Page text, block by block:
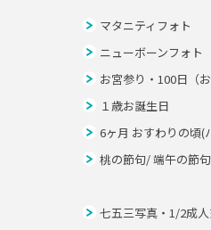
マタニティフォト
ニューボーンフォト
お宮参り・100日（お
１歳お誕生日
6ヶ月 おすわりの頃(
桃の節句/ 端午の節句
七五三写真・1/2成